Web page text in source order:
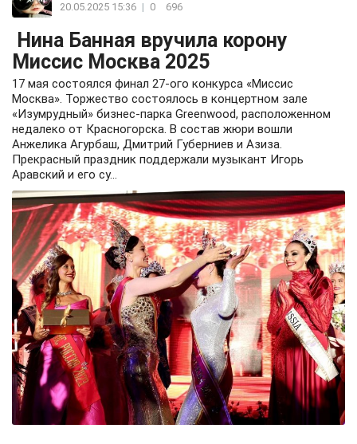
20.05.2025 15:36 | 0 696
Нина Банная вручила корону
Миссис Москва 2025
17 мая состоялся финал 27-ого конкурса «Миссис
Москва». Торжество состоялось в концертном зале
«Изумрудный» бизнес-парка Greenwood, расположенном
недалеко от Красногорска. В состав жюри вошли
Анжелика Агурбаш, Дмитрий Губерниев и Азиза.
Прекрасный праздник поддержали музыкант Игорь
Аравский и его су...